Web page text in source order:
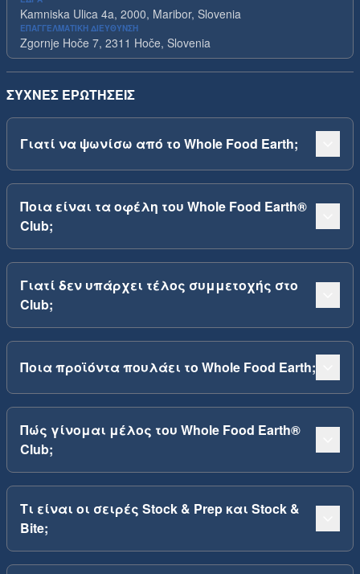
Kamniska Ulica 4a, 2000, Maribor, Slovenia
ΕΠΑΓΓΕΛΜΑΤΙΚΉ ΔΙΕΎΘΥΝΣΗ
Zgornje Hoče 7, 2311 Hoče, Slovenia
ΣΥΧΝΈΣ ΕΡΩΤΉΣΕΙΣ
Γιατί να ψωνίσω από το Whole Food Earth;
Ποια είναι τα οφέλη του Whole Food Earth®
Club;
Γιατί δεν υπάρχει τέλος συμμετοχής στο
Club;
Ποια προϊόντα πουλάει το Whole Food Earth;
Πώς γίνομαι μέλος του Whole Food Earth®
Club;
Τι είναι οι σειρές Stock & Prep και Stock &
Bite;